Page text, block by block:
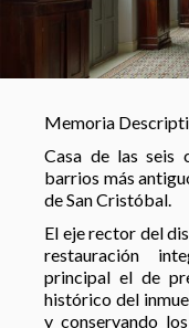
Memoria
Casa de las seis
barrios más
de San Cristóbal.
El eje rector del
restauración
principal el de
histórico del
y conservando